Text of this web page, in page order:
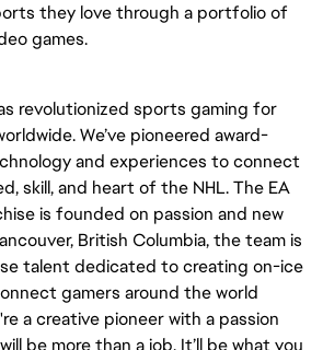
they love through a portfolio of
games.
revolutionized sports gaming for
We’ve pioneered award-
and experiences to connect
skill, and heart of the NHL. The EA
is founded on passion and new
British Columbia, the team is
talent dedicated to creating on-ice
gamers around the world
a creative pioneer with a passion
be more than a job. It’ll be what you